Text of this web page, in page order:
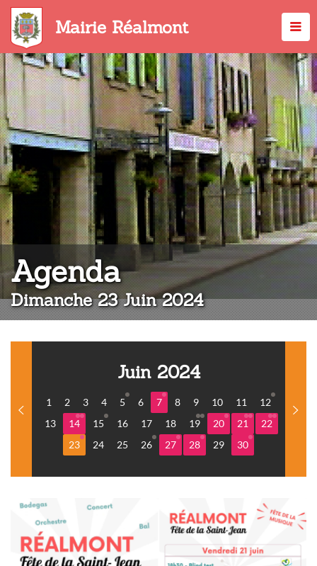
Aller
contenu
principal
Mairie Réalmont
Agenda:
Dimanche 23 Juin 2024
Juin 2024
1 2 3 4 5 6 7 8 9 10 11
12
13
14 15 16 17 18 19 20 21
22
23
24 25 26 27 28 29 30